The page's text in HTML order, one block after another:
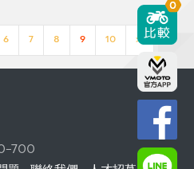
6 7 8 9 10 >>
700
0